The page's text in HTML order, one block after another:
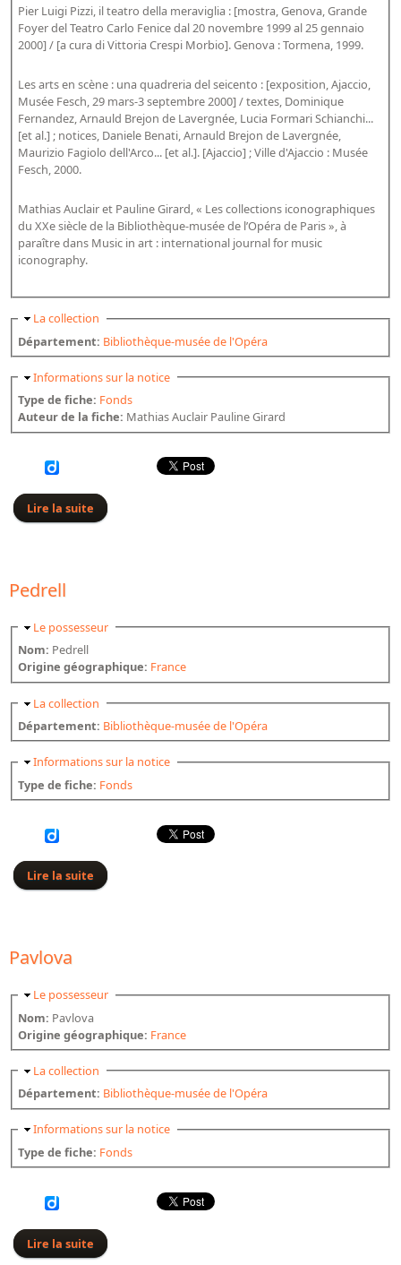
Pier Luigi Pizzi, il teatro della meraviglia : [mostra, Genova, Grande
Foyer del Teatro Carlo Fenice dal 20 novembre 1999 al 25 gennaio
2000] / [a cura di Vittoria Crespi Morbio]. Genova : Tormena, 1999.
Les arts en scène : una quadreria del seicento : [exposition, Ajaccio,
Musée Fesch, 29 mars-3 septembre 2000] / textes, Dominique
Fernandez, Arnauld Brejon de Lavergnée, Lucia Formari Schianchi...
[et al.] ; notices, Daniele Benati, Arnauld Brejon de Lavergnée,
Maurizio Fagiolo dell'Arco... [et al.]. [Ajaccio] ; Ville d'Ajaccio : Musée
Fesch, 2000.
Mathias Auclair et Pauline Girard, « Les collections iconographiques
du XXe siècle de la Bibliothèque-musée de l’Opéra de Paris », à
paraître dans Music in art : international journal for music
iconography.
Masquer
La collection
Département: Bibliothèque-musée de l'Opéra
Masquer
Informations sur la notice
Type de fiche: Fonds
Auteur de la fiche: Mathias Auclair Pauline Girard
Lire la suite de Pizzi
Pedrell
Masquer
Le possesseur
Nom: Pedrell
Origine géographique: France
Masquer
La collection
Département: Bibliothèque-musée de l'Opéra
Masquer
Informations sur la notice
Type de fiche: Fonds
Lire la suite de Pedrell
Pavlova
Masquer
Le possesseur
Nom: Pavlova
Origine géographique: France
Masquer
La collection
Département: Bibliothèque-musée de l'Opéra
Masquer
Informations sur la notice
Type de fiche: Fonds
Lire la suite de Pavlova